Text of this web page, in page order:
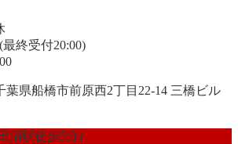
最終受付20:00)
葉県船橋市前原西2丁目22-14 三橋ビル
沼駅徒歩5分)